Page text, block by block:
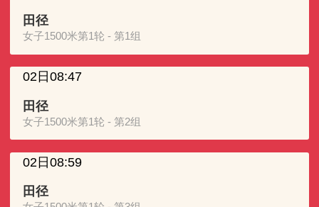
田径
女子1500米第1轮 - 第1组
02日08:47
田径
女子1500米第1轮 - 第2组
02日08:59
田径